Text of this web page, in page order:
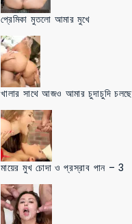
প্রেমিকা মুতলো আমার মুখে
খালার সাথে আজও আমার চুদাচুদি চলছে
মায়ের মুখ চোদা ও প্রস্রাব পান – 3